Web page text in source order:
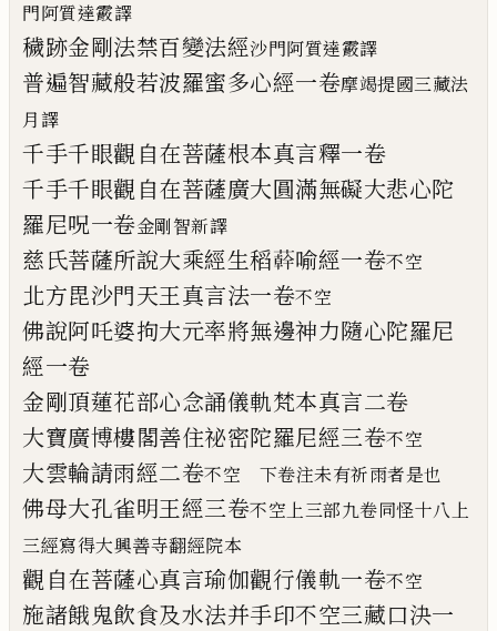
門阿質達霰譯
穢跡金剛法禁百變法經沙門阿質達霰譯
普遍智藏般若波羅蜜多心經一卷摩竭提國三藏法
月譯
千手千眼觀自在菩薩根本真言釋一卷
千手千眼觀自在菩薩廣大圓滿無礙大悲心陀
羅尼呪一卷金剛智新譯
慈氏菩薩所說大乘經生稻𦼮喻經一卷不空
北方毘沙門天王真言法一卷不空
佛說阿吒婆拘大元率將無邊神力隨心陀羅尼
經一卷
金剛頂蓮花部心念誦儀軌梵本真言二卷
大寶廣博樓閣善住祕密陀羅尼經三卷不空
大雲輪請雨經二卷不空 下卷注未有祈雨者是也
佛母大孔雀明王經三卷不空 上三部九卷同怪十八上
三經寫得大興善寺翻經院本
觀自在菩薩心真言瑜伽觀行儀軌一卷不空
施諸餓鬼飲食及水法并手印不空三藏口決一